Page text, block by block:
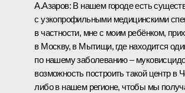
А.Азаров: В нашем городе есть
с узкопрофильными медицинскими
в частности, мне с моим ребёнком,
в Москву, в Мытищи, где находится
по нашему заболеванию –
возможность построить такой центр в
либо в нашем регионе, чтобы мы